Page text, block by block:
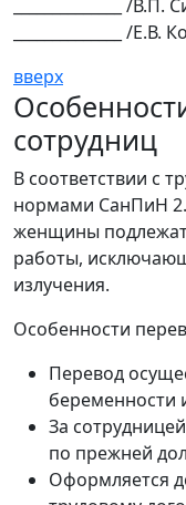
______________ /
______________ /Е.В.
вверх
сотрудниц
В соответствии с
нормами СанПиН
женщины
работы,
излучения.
Особенности
Перевод
беременности
За
по прежней
Оформляется